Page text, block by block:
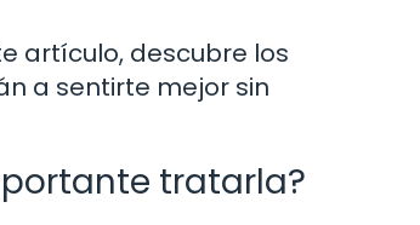
artículo, descubre los
a sentirte mejor sin
tratarla?